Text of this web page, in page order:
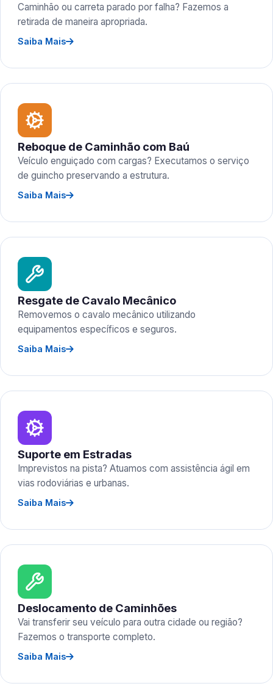
Caminhão ou carreta parado por falha? Fazemos a
retirada de maneira apropriada.
Saiba Mais
Reboque de Caminhão com Baú
Veículo enguiçado com cargas? Executamos o serviço
de guincho preservando a estrutura.
Saiba Mais
Resgate de Cavalo Mecânico
Removemos o cavalo mecânico utilizando
equipamentos específicos e seguros.
Saiba Mais
Suporte em Estradas
Imprevistos na pista? Atuamos com assistência ágil em
vias rodoviárias e urbanas.
Saiba Mais
Deslocamento de Caminhões
Vai transferir seu veículo para outra cidade ou região?
Fazemos o transporte completo.
Saiba Mais